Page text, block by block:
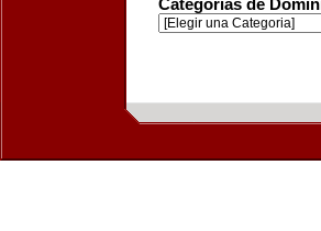
Categorías de